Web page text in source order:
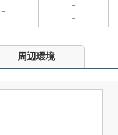
－
－
－
周辺環境